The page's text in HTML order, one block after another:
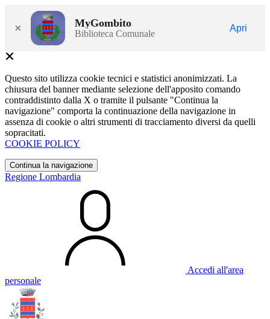
× MyGombito
Biblioteca Comunale
Apri
Questo sito utilizza cookie tecnici e statistici anonimizzati. La
chiusura del banner mediante selezione dell'apposito comando
contraddistinto dalla X o tramite il pulsante "Continua la
navigazione" comporta la continuazione della navigazione in
assenza di cookie o altri strumenti di tracciamento diversi da quelli
sopracitati.
COOKIE POLICY
Continua la navigazione
Regione Lombardia
Accedi all'area
personale